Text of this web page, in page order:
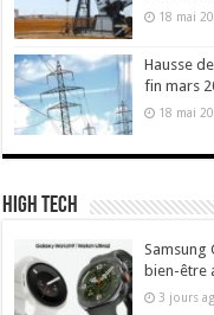
18 mai
Hausse
fin mars
18 mai
High Tech
Samsung
bien-être
3 jours